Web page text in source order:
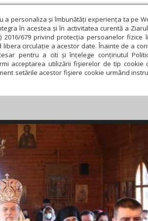
a personaliza și îmbunătăți experiența ta pe
în acestea și în activitatea curentă a
2016/679 privind protecția persoanelor fizice
circulație a acestor date. Înainte de a
pentru a citi și înțelege conținutul
acceptarea utilizării fişierelor de tip cookie
setările acestor fişiere cookie urmând